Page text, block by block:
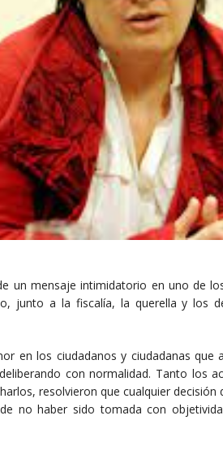
un mensaje intimidatorio en uno de
junto a la fiscalía, la querella y los
en los ciudadanos y ciudadanas
con normalidad. Tanto los
resolvieron que cualquier
no haber sido tomada con